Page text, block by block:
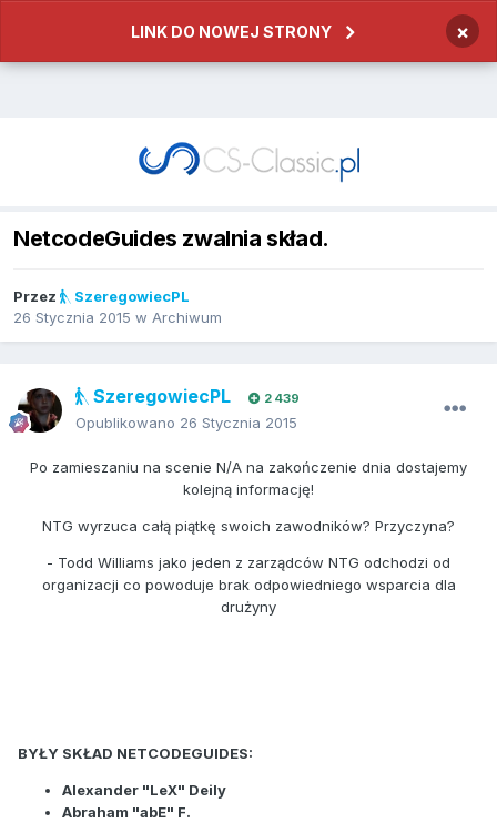
LINK DO NOWEJ STRONY ×
NetcodeGuides zwalnia skład.
Przez
SzeregowiecPL
26 Stycznia 2015 w Archiwum
SzeregowiecPL 2 439
Opublikowano 26 Stycznia 2015
Po zamieszaniu na scenie N/A na zakończenie dnia dostajemy
kolejną informację!
NTG wyrzuca całą piątkę swoich zawodników? Przyczyna?
- Todd Williams jako jeden z zarządców NTG odchodzi od
organizacji co powoduje brak odpowiedniego wsparcia dla
drużyny
BYŁY SKŁAD NETCODEGUIDES:
Alexander "LeX" Deily
Abraham "abE" F.